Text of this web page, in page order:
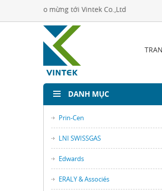
Chào mừng tới Vintek Co.,Ltd
DANH MỤC
Prin-Cen
LNI SWISSGAS
Edwards
ERALY & Associés